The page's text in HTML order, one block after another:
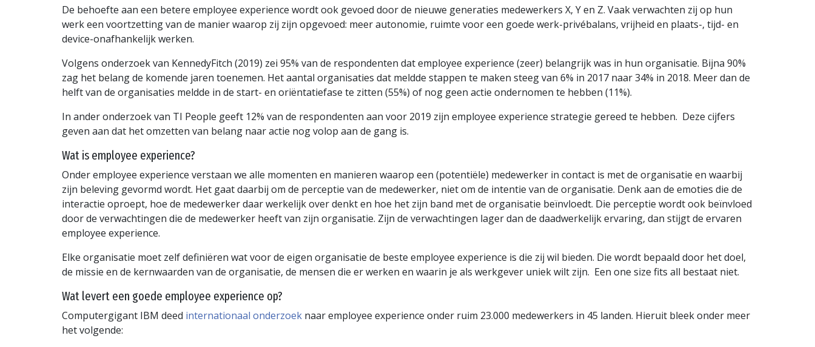
De behoefte aan een betere employee experience wordt ook gevoed door de nieuwe generaties medewerkers X, Y en Z. Vaak verwachten zij op hun
werk een voortzetting van de manier waarop zij zijn opgevoed: meer autonomie, ruimte voor een goede werk-privébalans, vrijheid en plaats-, tijd- en
device-onafhankelijk werken.
Volgens onderzoek van KennedyFitch (2019) zei 95% van de respondenten dat employee experience (zeer) belangrijk was in hun organisatie. Bijna 90%
zag het belang de komende jaren toenemen. Het aantal organisaties dat meldde stappen te maken steeg van 6% in 2017 naar 34% in 2018. Meer dan de
helft van de organisaties meldde in de start- en oriëntatiefase te zitten (55%) of nog geen actie ondernomen te hebben (11%).
In ander onderzoek van TI People geeft 12% van de respondenten aan voor 2019 zijn employee experience strategie gereed te hebben. Deze cijfers
geven aan dat het omzetten van belang naar actie nog volop aan de gang is.
Wat is employee experience?
Onder employee experience verstaan we alle momenten en manieren waarop een (potentiële) medewerker in contact is met de organisatie en waarbij
zijn beleving gevormd wordt. Het gaat daarbij om de perceptie van de medewerker, niet om de intentie van de organisatie. Denk aan de emoties die de
interactie oproept, hoe de medewerker daar werkelijk over denkt en hoe het zijn band met de organisatie beïnvloedt. Die perceptie wordt ook beïnvloed
door de verwachtingen die de medewerker heeft van zijn organisatie. Zijn de verwachtingen lager dan de daadwerkelijk ervaring, dan stijgt de ervaren
employee experience.
Elke organisatie moet zelf definiëren wat voor de eigen organisatie de beste employee experience is die zij wil bieden. Die wordt bepaald door het doel,
de missie en de kernwaarden van de organisatie, de mensen die er werken en waarin je als werkgever uniek wilt zijn. Een one size fits all bestaat niet.
Wat levert een goede employee experience op?
Computergigant IBM deed internationaal onderzoek naar employee experience onder ruim 23.000 medewerkers in 45 landen. Hieruit bleek onder meer
het volgende: